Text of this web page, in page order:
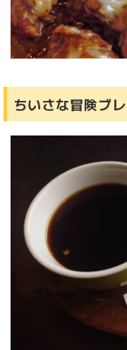
ちいさな冒険ブ